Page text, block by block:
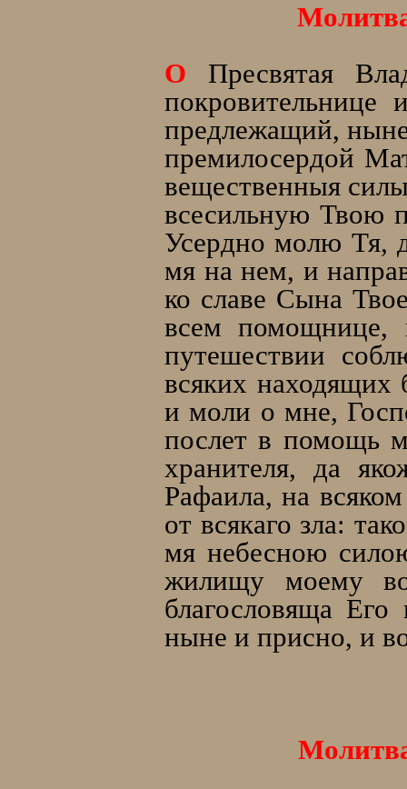
О Пресвятая
предлежащий,
премилосердой
вещественныя
всесильную Твою
Усердно молю Тя,
мя на нем, и
ко славе Сына
всем помощнице,
путешествии
всяких
и моли о мне,
послет в помощь
хранителя, да
Рафаила, на
от всякаго зла:
мя небесною
жилищу моему
благословяща
ныне и присно, и